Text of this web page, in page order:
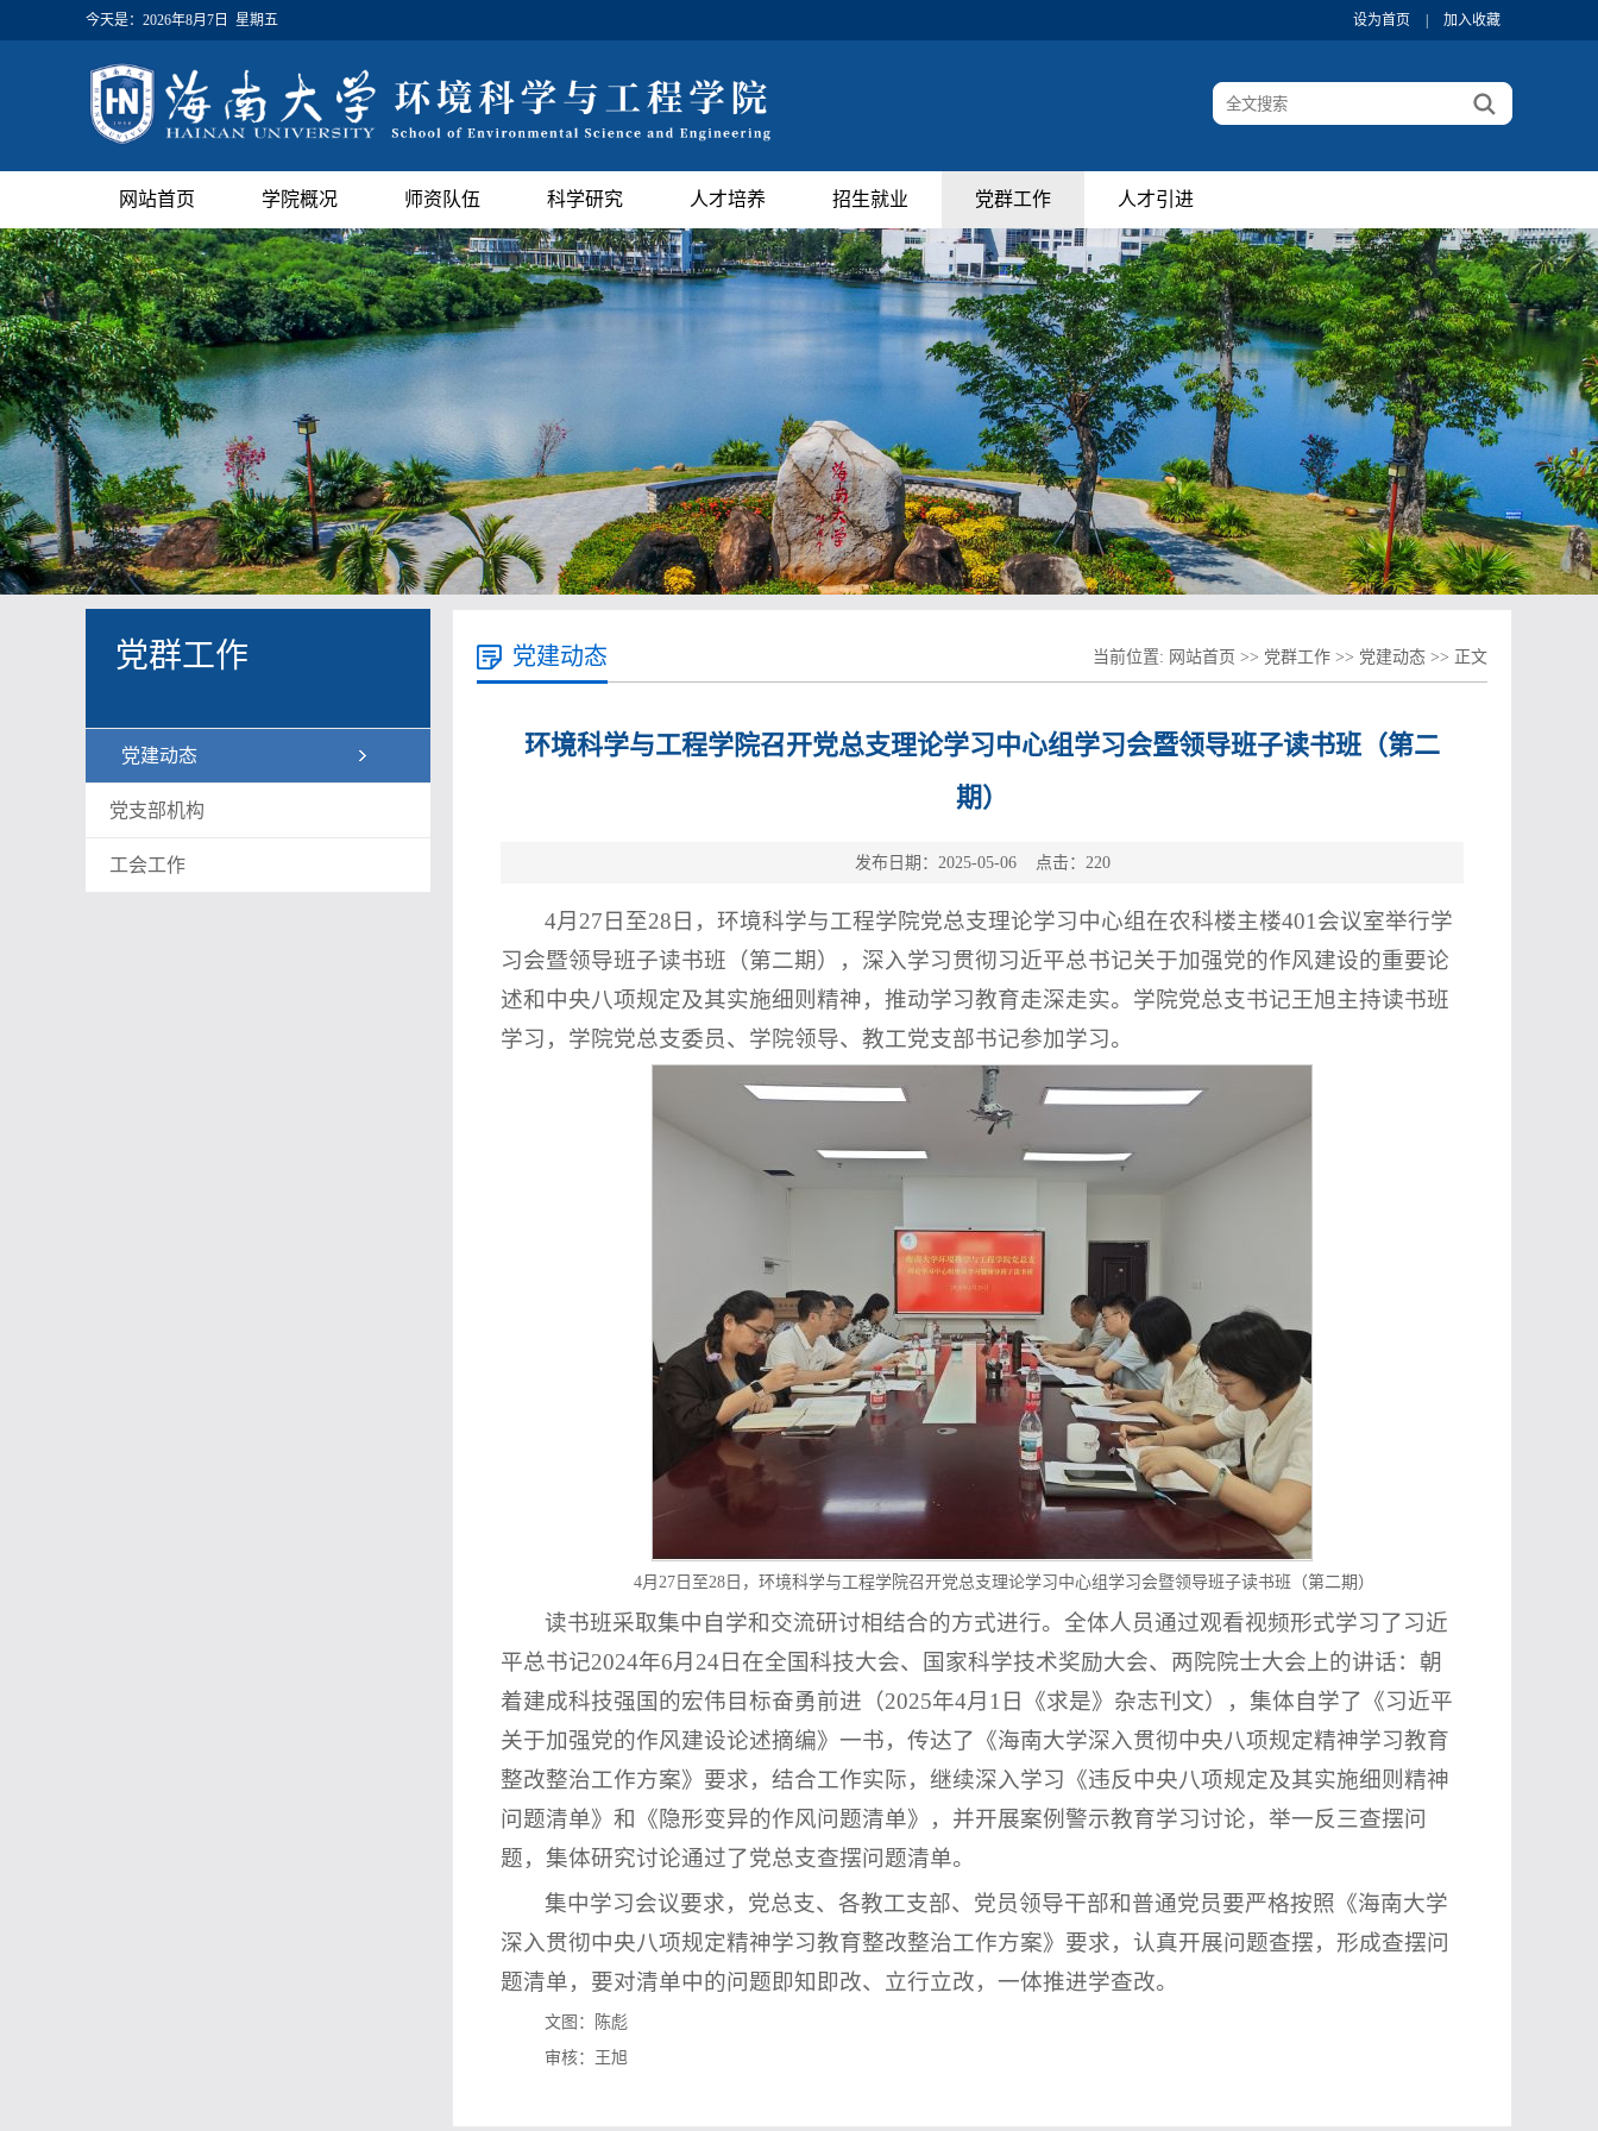
今天是： 2026年8月7日 星期五 设为首页 加入收藏
网站首页 学院概况 师资队伍 科学研究 人才培养 招生就业 党群工作 人才引进
党群工作
党建动态
党支部机构
工会工作
党建动态 当前位置: 网站首页 >> 党群工作 >> 党建动态 >> 正文
环境科学与工程学院召开党总支理论学习中心组学习会暨领导班子读书班（第二
期）
发布日期：2025-05-06 点击： 220
4月27日至28日，环境科学与工程学院党总支理论学习中心组在农科楼主楼401会议室举行学
习会暨领导班子读书班（第二期），深入学习贯彻习近平总书记关于加强党的作风建设的重要论
述和中央八项规定及其实施细则精神，推动学习教育走深走实。学院党总支书记王旭主持读书班
学习，学院党总支委员、学院领导、教工党支部书记参加学习。
4月27日至28日，环境科学与工程学院召开党总支理论学习中心组学习会暨领导班子读书班（第二期）
读书班采取集中自学和交流研讨相结合的方式进行。全体人员通过观看视频形式学习了习近
平总书记2024年6月24日在全国科技大会、国家科学技术奖励大会、两院院士大会上的讲话：朝
着建成科技强国的宏伟目标奋勇前进（2025年4月1日《求是》杂志刊文），集体自学了《习近平
关于加强党的作风建设论述摘编》一书，传达了《海南大学深入贯彻中央八项规定精神学习教育
整改整治工作方案》要求，结合工作实际，继续深入学习《违反中央八项规定及其实施细则精神
问题清单》和《隐形变异的作风问题清单》，并开展案例警示教育学习讨论，举一反三查摆问
题，集体研究讨论通过了党总支查摆问题清单。
集中学习会议要求，党总支、各教工支部、党员领导干部和普通党员要严格按照《海南大学
深入贯彻中央八项规定精神学习教育整改整治工作方案》要求，认真开展问题查摆，形成查摆问
题清单，要对清单中的问题即知即改、立行立改，一体推进学查改。
文图：陈彪
审核：王旭